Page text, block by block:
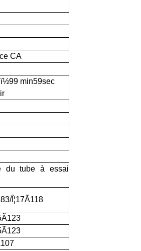
CA
ï½99 min59sec
du tube à essai
Î¦17Ã118